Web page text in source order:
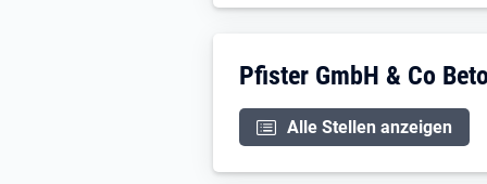
Pfister GmbH & Co
Alle Stellen anzeigen